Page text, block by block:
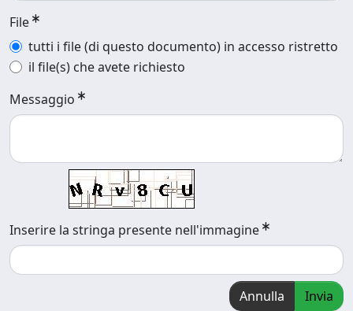
File
tutti i file (di questo documento) in accesso ristretto
il file(s) che avete richiesto
Messaggio
Inserire la stringa presente nell'immagine
Annulla Invia